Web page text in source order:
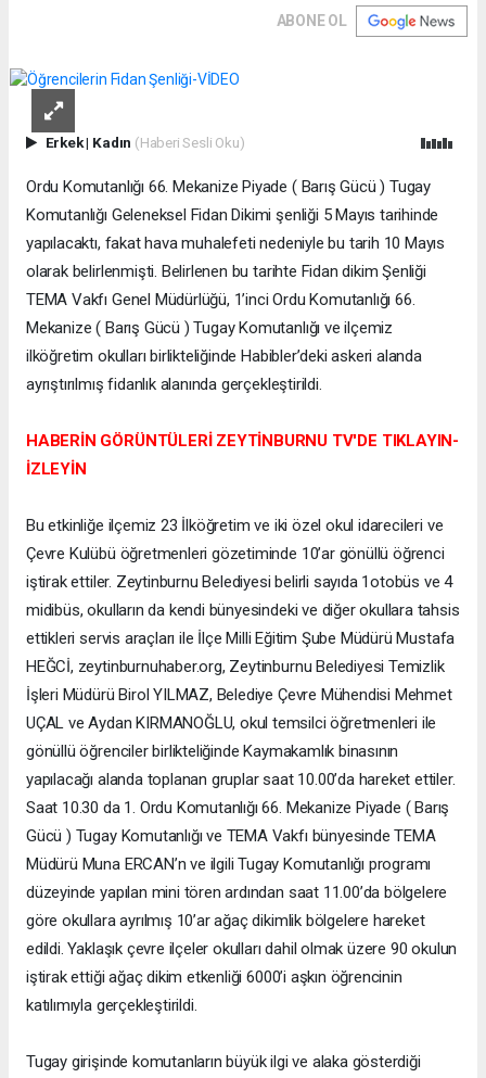
ABONE OL
Erkek| Kadın (Haberi Sesli Oku)
Ordu Komutanlığı 66. Mekanize Piyade ( Barış Gücü ) Tugay
Komutanlığı Geleneksel Fidan Dikimi şenliği 5 Mayıs tarihinde
yapılacaktı, fakat hava muhalefeti nedeniyle bu tarih 10 Mayıs
olarak belirlenmişti. Belirlenen bu tarihte Fidan dikim Şenliği
TEMA Vakfı Genel Müdürlüğü, 1’inci Ordu Komutanlığı 66.
Mekanize ( Barış Gücü ) Tugay Komutanlığı ve ilçemiz
ilköğretim okulları birlikteliğinde Habibler’deki askeri alanda
ayrıştırılmış fidanlık alanında gerçekleştirildi.
HABERİN GÖRÜNTÜLERİ ZEYTİNBURNU TV'DE TIKLAYIN-
İZLEYİN
Bu etkinliğe ilçemiz 23 İlköğretim ve iki özel okul idarecileri ve
Çevre Kulübü öğretmenleri gözetiminde 10’ar gönüllü öğrenci
iştirak ettiler. Zeytinburnu Belediyesi belirli sayıda 1otobüs ve 4
midibüs, okulların da kendi bünyesindeki ve diğer okullara tahsis
ettikleri servis araçları ile İlçe Milli Eğitim Şube Müdürü Mustafa
HEĞCİ, zeytinburnuhaber.org, Zeytinburnu Belediyesi Temizlik
İşleri Müdürü Birol YILMAZ, Belediye Çevre Mühendisi Mehmet
UÇAL ve Aydan KIRMANOĞLU, okul temsilci öğretmenleri ile
gönüllü öğrenciler birlikteliğinde Kaymakamlık binasının
yapılacağı alanda toplanan gruplar saat 10.00’da hareket ettiler.
Saat 10.30 da 1. Ordu Komutanlığı 66. Mekanize Piyade ( Barış
Gücü ) Tugay Komutanlığı ve TEMA Vakfı bünyesinde TEMA
Müdürü Muna ERCAN’n ve ilgili Tugay Komutanlığı programı
düzeyinde yapılan mini tören ardından saat 11.00’da bölgelere
göre okullara ayrılmış 10’ar ağaç dikimlik bölgelere hareket
edildi. Yaklaşık çevre ilçeler okulları dahil olmak üzere 90 okulun
iştirak ettiği ağaç dikim etkenliği 6000’i aşkın öğrencinin
katılımıyla gerçekleştirildi.
Tugay girişinde komutanların büyük ilgi ve alaka gösterdiği